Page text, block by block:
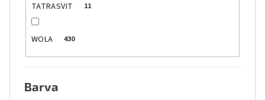
TATRASVIT 11
WOLA 430
Barva